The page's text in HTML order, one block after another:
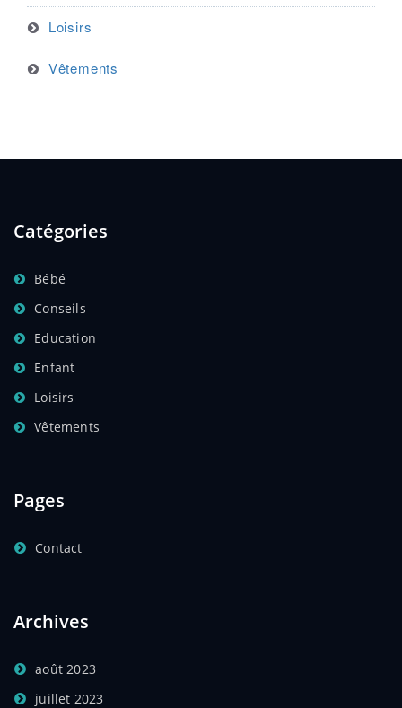
Loisirs
Vêtements
Catégories
Bébé
Conseils
Education
Enfant
Loisirs
Vêtements
Pages
Contact
Archives
août 2023
juillet 2023